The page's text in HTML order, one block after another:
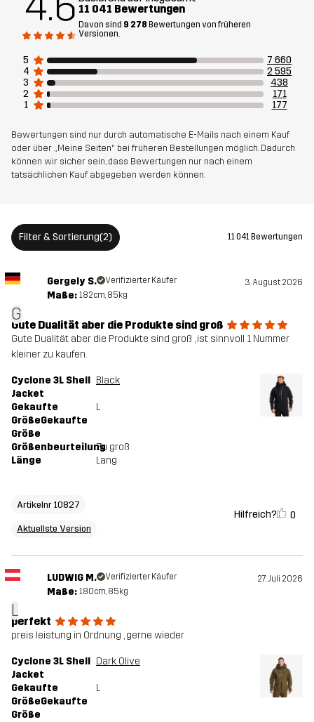
Das Model ist 187 cm und trägt L
Material 85% Polyamid (Recycelt), 15% Elastan
Rückseite
Mesh
95% Polyester (Recyceltes), 5%
Membran
Wassersäule: 20 000 mm
Atmungsaktivität: 20 000 g/m²/24h
Gewicht 829g in Größe Medium
Nachhaltigkeit Recycelte Bestandteile Mehr dazu
Artikelnummer 10827_962
Versionen Aktuellste Version
Hierkannst du die Versionshistorik sehen
11 041 Bewertungen
Davon sind 9 278 Bewertungen von früheren
Versionen.
5
7 660
4
2 595
3
438
2
171
1
177
Bewertungen sind nur durch automatische E-Mails nach einem Kauf
oder über „Meine Seiten“ bei früheren Bestellungen möglich. Dadurch
können wir sicher sein, dass Bewertungen nur nach einem
tatsächlichen Kauf abgegeben werden können.
Filter & Sortierung(2) 11 041 Bewertungen
G
Gergely S. Verifizierter Käufer 3. August 2026
Maße: 182cm, 85kg
Gute Dualität aber die Produkte sind groß
Gute Dualität aber die Produkte sind groß , ist sinnvoll 1 Nummer
kleiner zu kaufen.
Cyclone 3L Shell
Jacket
Black
Gekaufte
GrößeGekaufte
Größe
L
GrößenbeurteilungZu groß
Länge
Lang
Artikelnr 10827
Aktuellste Version
Hilfreich? 0
L
LUDWIG M. Verifizierter Käufer 27. Juli 2026
Maße: 180cm, 85kg
perfekt
preis leistung in Ordnung , gerne wieder
Cyclone 3L Shell
Jacket
Dark Olive
Gekaufte
GrößeGekaufte
Größe
L